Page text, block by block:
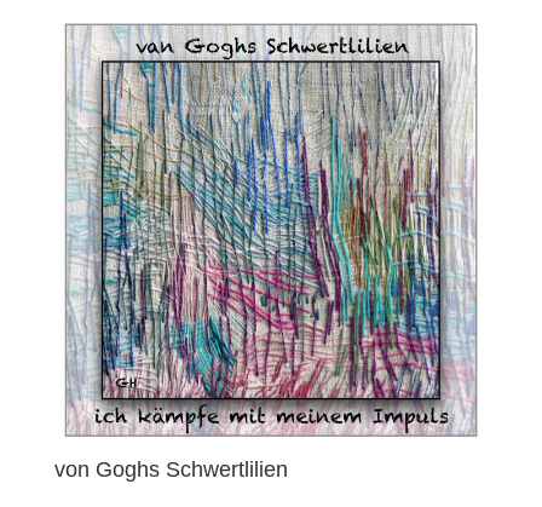
von Goghs Schwertlilien